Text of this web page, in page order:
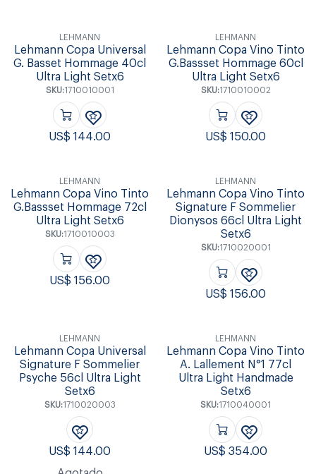
LEHMANN
Lehmann Copa Universal
G. Basset Hommage 40cl
Ultra Light Setx6
SKU:1710010001
US$144.00
LEHMANN
Lehmann Copa Vino Tinto
G.Bassset Hommage 60cl
Ultra Light Setx6
SKU:1710010002
US$150.00
LEHMANN
Lehmann Copa Vino Tinto
G.Bassset Hommage 72cl
Ultra Light Setx6
SKU:1710010003
US$156.00
LEHMANN
Lehmann Copa Vino Tinto
Signature F Sommelier
Dionysos 66cl Ultra Light
Setx6
SKU:1710020001
US$156.00
LEHMANN
Lehmann Copa Universal
Signature F Sommelier
Psyche 56cl Ultra Light
Setx6
SKU:1710020003
US$144.00
LEHMANN
Lehmann Copa Vino Tinto
A. Lallement N°1 77cl
Ultra Light Handmade
Setx6
SKU:1710040001
US$354.00